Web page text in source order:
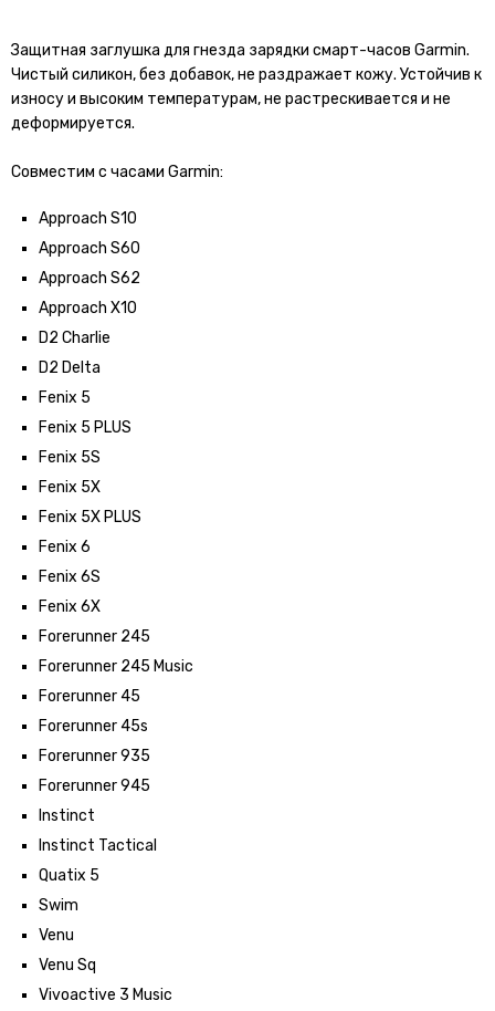
Защитная заглушка для гнезда зарядки смарт-часов Garmin.
Чистый силикон, без добавок, не раздражает кожу. Устойчив к
износу и высоким температурам, не растрескивается и не
деформируется.
Совместим с часами Garmin:
Approach S10
Approach S60
Approach S62
Approach X10
D2 Charlie
D2 Delta
Fenix 5
Fenix 5 PLUS
Fenix 5S
Fenix 5X
Fenix 5X PLUS
Fenix 6
Fenix 6S
Fenix 6X
Forerunner 245
Forerunner 245 Music
Forerunner 45
Forerunner 45s
Forerunner 935
Forerunner 945
Instinct
Instinct Tactical
Quatix 5
Swim
Venu
Venu Sq
Vivoactive 3 Music